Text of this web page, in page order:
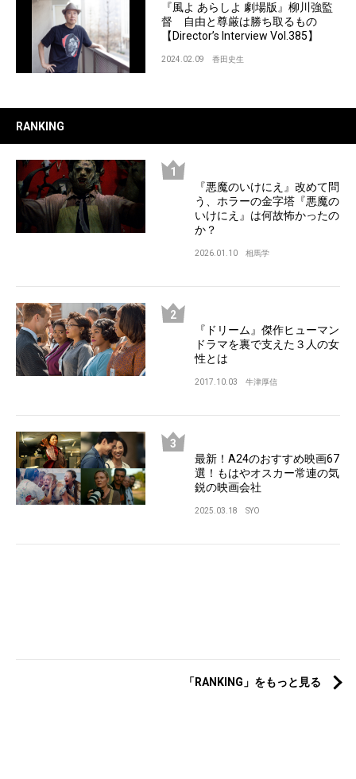
『風よ あらしよ 劇場版』柳川強監
督 自由と尊厳は勝ち取るもの
【Director’s Interview Vol.385】
2024.02.09 香田史生
RANKING
『悪魔のいけにえ』改めて問
う、ホラーの金字塔『悪魔の
いけにえ』は何故怖かったの
か？
2026.01.10 相馬学
『ドリーム』傑作ヒューマン
ドラマを裏で支えた３人の女
性とは
2017.10.03 牛津厚信
最新！A24のおすすめ映画67
選！もはやオスカー常連の気
鋭の映画会社
2025.03.18 SYO
「RANKING」をもっと見る